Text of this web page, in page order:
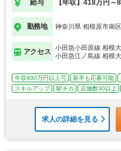
給与 【年収】418万円～
勤務地 神奈川県 相模原市南区
アクセス
小田急小田原線 相模
小田急江ノ島線 相模
年収800万円以上可 新卒も応募可能
スキルアップ
駅チカ 店舗数30以上
求人の詳細を見る